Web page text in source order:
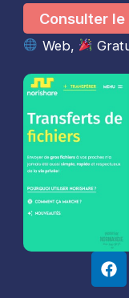
Consulter
Web,